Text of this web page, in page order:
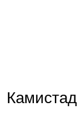
Камистад